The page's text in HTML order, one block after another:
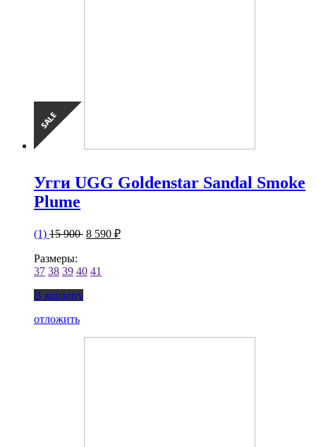
Угги UGG Goldenstar Sandal Smoke
Plume
(1) 15 900 8 590 ₽
Размеры:
37 38 39 40 41
В корзину
отложить